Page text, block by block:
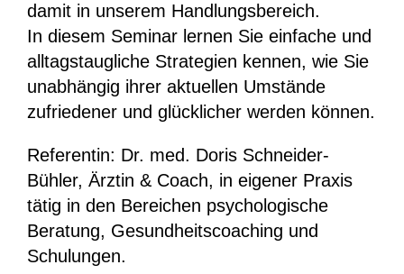
damit in unserem Handlungsbereich.
In diesem Seminar lernen Sie einfache und
alltagstaugliche Strategien kennen, wie Sie
unabhängig ihrer aktuellen Umstände
zufriedener und glücklicher werden können.
Referentin: Dr. med. Doris Schneider-
Bühler, Ärztin & Coach, in eigener Praxis
tätig in den Bereichen psychologische
Beratung, Gesundheitscoaching und
Schulungen.